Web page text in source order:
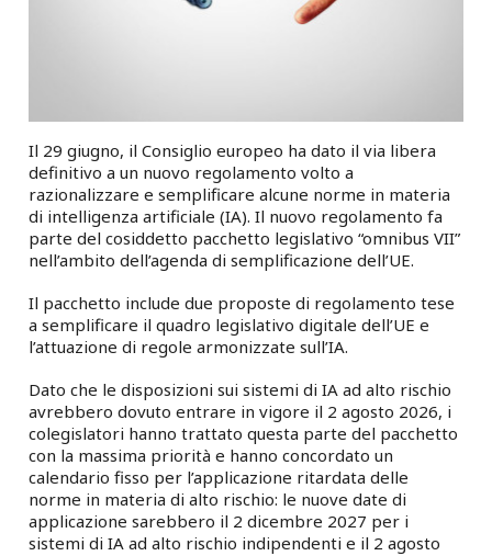
Il 29 giugno, il Consiglio europeo ha dato il via libera
definitivo a un nuovo regolamento volto a
razionalizzare e semplificare alcune norme in materia
di intelligenza artificiale (IA). Il nuovo regolamento fa
parte del cosiddetto pacchetto legislativo “omnibus VII”
nell’ambito dell’agenda di semplificazione dell’UE.
Il pacchetto include due proposte di regolamento tese
a semplificare il quadro legislativo digitale dell’UE e
l’attuazione di regole armonizzate sull’IA.
Dato che le disposizioni sui sistemi di IA ad alto rischio
avrebbero dovuto entrare in vigore il 2 agosto 2026, i
colegislatori hanno trattato questa parte del pacchetto
con la massima priorità e hanno concordato un
calendario fisso per l’applicazione ritardata delle
norme in materia di alto rischio: le nuove date di
applicazione sarebbero il 2 dicembre 2027 per i
sistemi di IA ad alto rischio indipendenti e il 2 agosto